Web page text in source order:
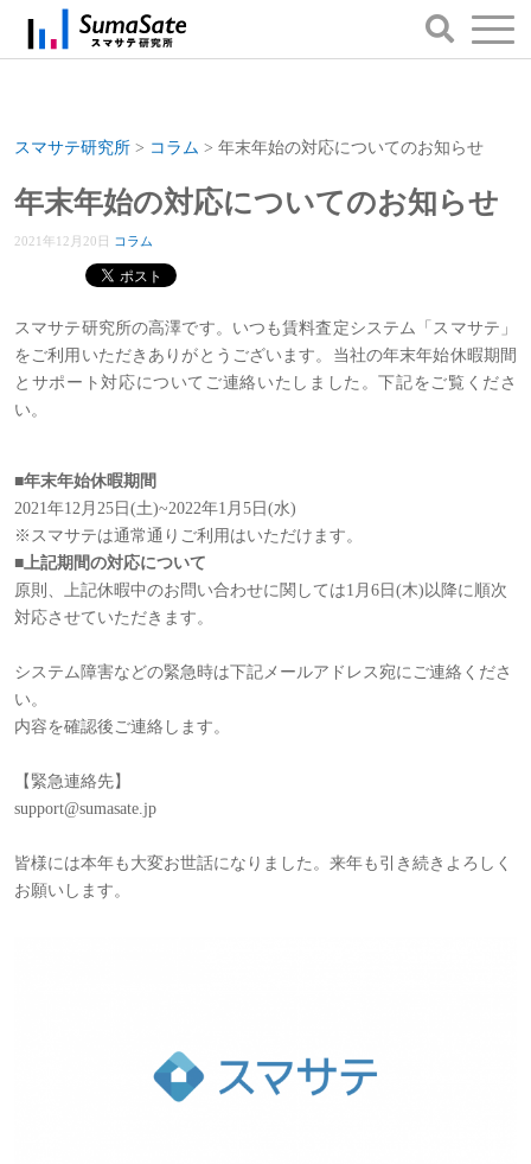
スマサテ研究所 > コラム > 年末年始の対応についてのお知らせ
年末年始の対応についてのお知らせ
2021年12月20日 コラム
スマサテ研究所の高澤です。いつも賃料査定システム「スマサテ」
をご利用いただきありがとうございます。当社の年末年始休暇期間
とサポート対応についてご連絡いたしました。下記をご覧くださ
い。
■年末年始休暇期間
2021年12月25日(土)~2022年1月5日(水)
※スマサテは通常通りご利用はいただけます。
■上記期間の対応について
原則、上記休暇中のお問い合わせに関しては1月6日(木)以降に順次
対応させていただきます。
システム障害などの緊急時は下記メールアドレス宛にご連絡くださ
い。
内容を確認後ご連絡します。
【緊急連絡先】
support@sumasate.jp
皆様には本年も大変お世話になりました。来年も引き続きよろしく
お願いします。